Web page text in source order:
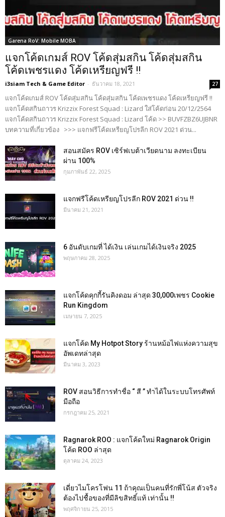
Garena RoV: Mobile MOBA
แจกโค้ดเกมส์ ROV โค้ดสุ่มสกิน โค้ดสุ่มสกิน
โค้ดเพชรแดง โค้ดเหรียญฟรี !!
i3siam Tech & Game Editor - ธันวาคม 18, 2021 27
แจกโค้ดเกมส์ ROV โค้ดสุ่มสกิน โค้ดสุ่มสกิน โค้ดเพชรแดง โค้ดเหรียญฟรี !!
แจกโค้ดสกินถาวร Krizzix Forest Squad : Lizard ใส่โค้ดก่อน 20/12/2564
แจกโค้ดสกินถาวร Krizzix Forest Squad : Lizard โค้ด >> BUVFZBZ6UJBNR
บทความที่เกี่ยวข้อง >>> แจกฟรีโค้ดเหรียญโปรลีก ROV 2021 ด่วน...
สอนสมัคร ROV เซิร์ฟเบต้าเวียดนาม ลงทะเบียน
ผ่าน 100%
กุมภาพันธ์ 22, 2025
แจกฟรีโค้ดเหรียญโปรลีก ROV 2021 ด่วน !!
มีนาคม 21, 2021
6 อันดับเกมที่ ได้เงิน เล่นเกมได้เงินจริง 2025
พฤษภาคม 28, 2025
แจกโค้ดคุกกี้รันคิงดอม ล่าสุด 30,000เพชร Cookie
Run Kingdom
เมษายน 7, 2025
แจกโค้ด My Hotpot Story ร้านหม้อไฟแห่งความสุข
อัพเดทล่าสุด
มีนาคม 3, 2023
ROV สอนวิธีการทำชื่อ “ สี ” ทำได้ในระบบโทรศัพท์
มือถือ
กรกฎาคม 25, 2021
Ragnarok ROO : แจกโค้ดใหม่ Ragnarok Origin
โค้ด ROO ล่าสุด
ตุลาคม 24, 2023
เดี่ยวไมโครโฟน 11 ถ้าคุณเป็นคนที่รักพี่โน้ส ตัวจริง
ต้องไปชื้อของที่มีลิขสิทธิ์แท้ เท่านั้น !!
พฤศจิกายน 25, 2015